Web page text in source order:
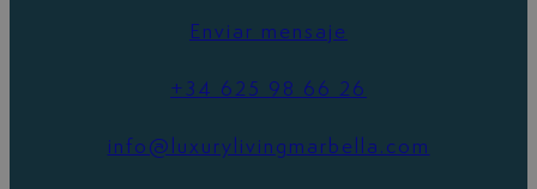
Enviar mensaje
+34 625 98 66 26
info@luxurylivingmarbella.com